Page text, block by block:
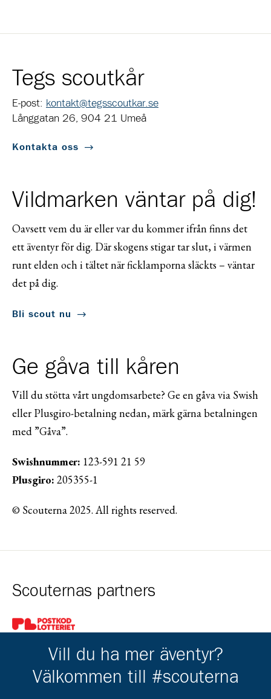
Tegs scoutkår
E-post: kontakt@tegsscoutkar.se
Långgatan 26, 904 21 Umeå
Kontakta oss
Vildmarken väntar på dig!
Oavsett vem du är eller var du kommer ifrån finns det
ett äventyr för dig. Där skogens stigar tar slut, i värmen
runt elden och i tältet när ficklamporna släckts – väntar
det på dig.
Bli scout nu
Ge gåva till kåren
Vill du stötta vårt ungdomsarbete? Ge en gåva via Swish
eller Plusgiro-betalning nedan, märk gärna betalningen
med ”Gåva”.
Swishnummer: 123-591 21 59
Plusgiro: 205355-1
© Scouterna 2025. All rights reserved.
Scouternas partners
Gå till pl_50
Vill du ha mer äventyr?
Välkommen till #scouterna